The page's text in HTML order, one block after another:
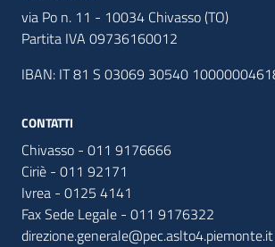
via Po n. 11 - 10034 Chivasso (TO)
Partita IVA 09736160012
IBAN: IT 81 S 03069 30540
CONTATTI
Chivasso - 011 9176666
Ciriè - 011 92171
Ivrea - 0125 4141
Fax Sede Legale - 011 9176322
direzione.generale@pec.aslto4.piemonte.it